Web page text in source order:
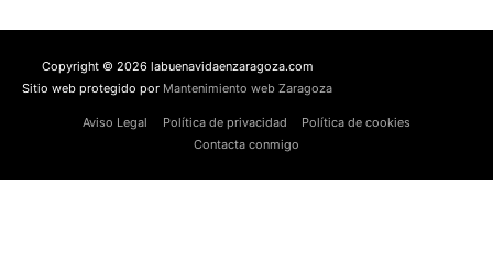
Copyright © 2026 labuenavidaenzaragoza.com
Sitio web protegido por Mantenimiento web Zaragoza
Aviso Legal Política de privacidad
Política de cookies
Contacta conmigo